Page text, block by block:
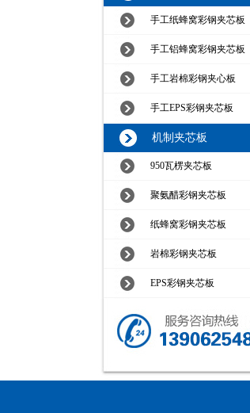
手工纸蜂窝彩钢夹芯板
手工铝蜂窝彩钢夹芯板
手工岩棉彩钢夹心板
手工EPS彩钢夹芯板
机制夹芯板
950瓦楞夹芯板
聚氨醋彩钢夹芯板
纸蜂窝彩钢夹芯板
岩棉彩钢夹芯板
EPS彩钢夹芯板